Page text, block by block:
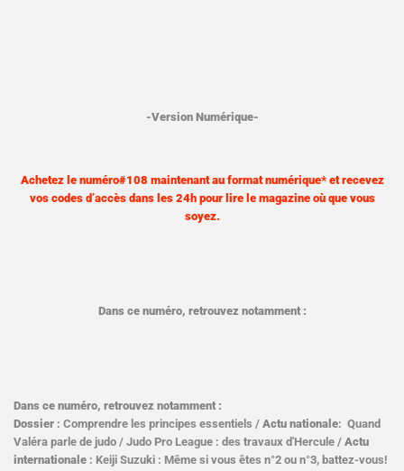
-Version Numérique-
Achetez le numéro#108 maintenant au format numérique* et recevez
vos codes d’accès dans les 24h pour lire le magazine où que vous
soyez.
Dans ce numéro, retrouvez notamment :
Dans ce numéro, retrouvez notamment :
Dossier : Comprendre les principes essentiels / Actu nationale: Quand
Valéra parle de judo / Judo Pro League : des travaux d'Hercule / Actu
internationale : Keiji Suzuki : Même si vous êtes n°2 ou n°3, battez-vous!